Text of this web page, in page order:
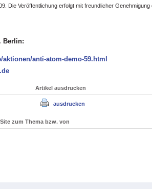
Die Veröffentlichung erfolgt mit freundlicher Genehmigung
Berlin:
anti-atom-demo-59.html
Artikel ausdrucken
ausdrucken
zum Thema bzw. von